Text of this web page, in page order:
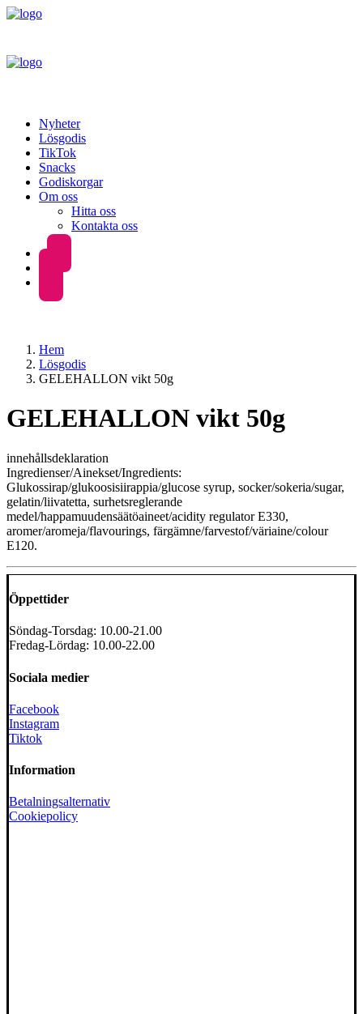
Nyheter
Lösgodis
TikTok
Snacks
Godiskorgar
Om oss
Hitta oss
Kontakta oss
Hem
Lösgodis
GELEHALLON vikt 50g
GELEHALLON vikt 50g
innehållsdeklaration
Ingredienser/Ainekset/Ingredients:
Glukossirap/glukoosisiirappia/glucose syrup, socker/sokeria/sugar,
gelatin/liivatetta, surhetsreglerande
medel/happamuudensäätöaineet/acidity regulator E330,
aromer/aromeja/flavourings, färgämne/farvestof/väriaine/colour
E120.
Öppettider
Söndag-Torsdag: 10.00-21.00
Fredag-Lördag: 10.00-22.00
Sociala medier
Facebook
Instagram
Tiktok
Information
Betalningsalternativ
Cookiepolicy